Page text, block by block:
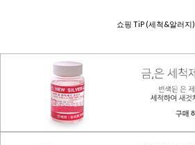
쇼핑 TiP (세척&알러지)